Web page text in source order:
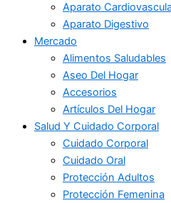
Aparato
Aparato Digestivo
Mercado
Alimentos Saludables
Aseo Del Hogar
Accesorios
Artículos Del Hogar
Salud Y Cuidado Corporal
Cuidado Corporal
Cuidado Oral
Protección Adultos
Protección Femenina